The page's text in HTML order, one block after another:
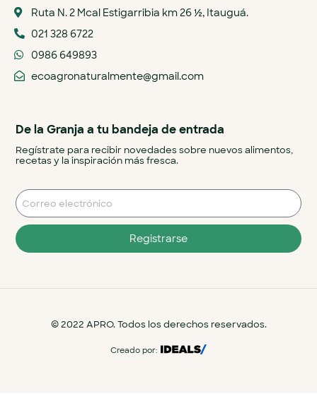
Ruta N. 2 Mcal Estigarribia km 26 ½, Itauguá.
021 328 6722
0986 649893
ecoagronaturalmente@gmail.com
De la Granja a tu bandeja de entrada
Regístrate para recibir novedades sobre nuevos alimentos,
recetas y la inspiración más fresca.
Registrarse
© 2022 APRO. Todos los derechos reservados.
Creado por: